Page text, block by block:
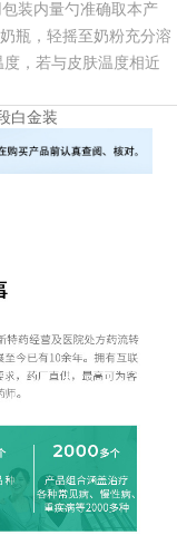
装内量勺准确取本产
瓶，轻摇至奶粉充分溶
，若与皮肤温度相近